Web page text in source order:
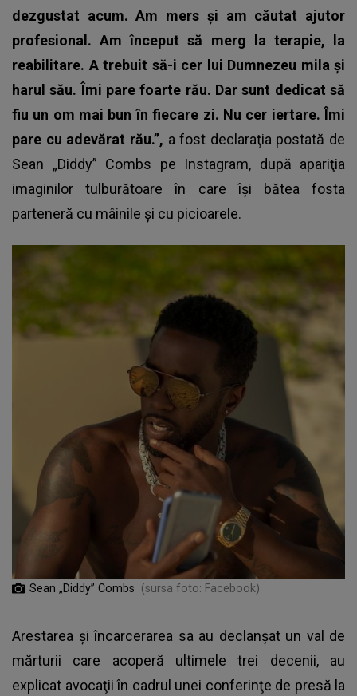
dezgustat acum. Am mers și am căutat ajutor
profesional. Am început să merg la terapie, la
reabilitare. A trebuit să-i cer lui Dumnezeu mila și
harul său. Îmi pare foarte rău. Dar sunt dedicat să
fiu un om mai bun în fiecare zi. Nu cer iertare. Îmi
pare cu adevărat rău.”, a fost declaraţia postată de
Sean „Diddy” Combs pe Instagram, după apariţia
imaginilor tulburătoare în care îşi bătea fosta
parteneră cu mâinile şi cu picioarele.
Sean „Diddy” Combs (sursa foto: Facebook)
Arestarea şi încarcerarea sa au declanşat un val de
mărturii care acoperă ultimele trei decenii, au
explicat avocaţii în cadrul unei conferinţe de presă la